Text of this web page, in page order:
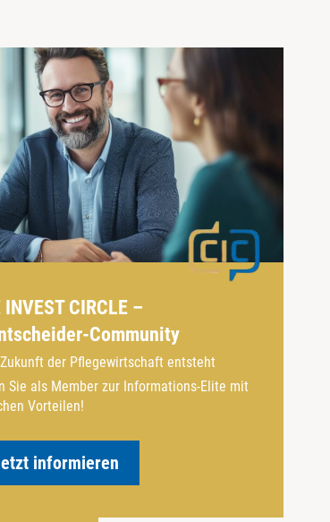
INVEST CIRCLE –
Community
der Pflegewirtschaft entsteht
Sie als Member zur Informations-Elite mit
Vorteilen!
informieren